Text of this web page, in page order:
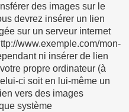
des images sur le
devrez insérer un lien
sur un serveur internet
www.exemple.com/mon-
ni insérer de lien
propre ordinateur (à
ci soit en lui-même un
vers des images
système